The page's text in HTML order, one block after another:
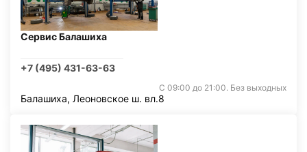
Сервис Балашиха
+7 (495) 431-63-63
С 09:00 до 21:00. Без выходных
Балашиха, Леоновское ш. вл.8